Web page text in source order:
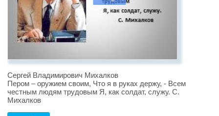
Сергей Владимирович Михалков
Пером – оружием своим, Что я в руках держу, - Всем
честным людям трудовым Я, как солдат, служу. С.
Михалков